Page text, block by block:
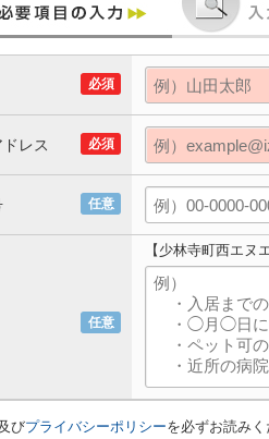
必須
必須
ドレス
任意
任意
【少林寺町西エヌ
びプライバシーポリシーを必ずお読み